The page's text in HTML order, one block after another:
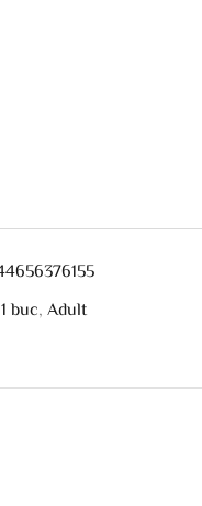
1 buc Adult